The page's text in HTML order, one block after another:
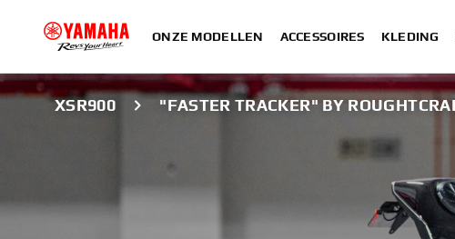
ONZE MODELLEN ACCESSOIRES KLEDING
XSR900 "FASTER TRACKER" BY